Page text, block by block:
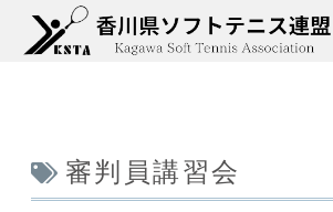
審判員講習会